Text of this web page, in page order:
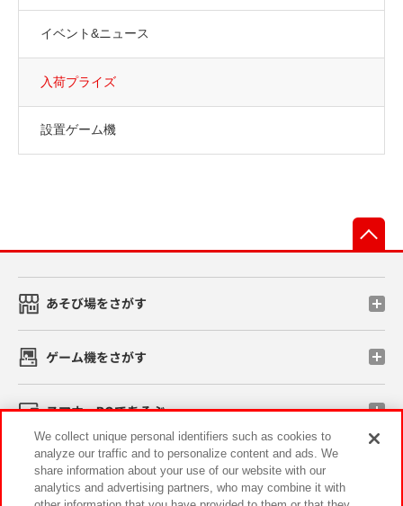
イベント&ニュース
入荷プライズ
設置ゲーム機
あそび場をさがす
ゲーム機をさがす
スマホ・PCであそぶ
イベント・キャンペーン
We collect unique personal identifiers such as cookies to
analyze our traffic and to personalize content and ads. We
share information about your use of our website with our
analytics and advertising partners, who may combine it with